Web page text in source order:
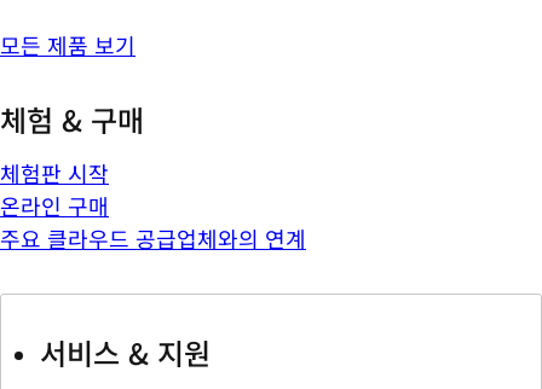
모든 제품 보기
체험 & 구매
체험판 시작
온라인 구매
주요 클라우드 공급업체와의 연계
서비스 & 지원